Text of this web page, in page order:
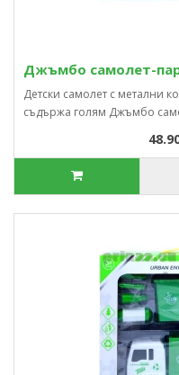
Джъмбо самолет-
Детски самолет с метални
съдържа голям Джъмбо